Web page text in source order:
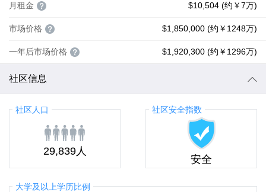
月租金 $10,504 (约￥7万)
市场价格 $1,850,000 (约￥1248万)
一年后市场价格 $1,920,300 (约￥1296万)
社区信息
社区人口
29,839人
社区安全指数
安全
大学及以上学历比例